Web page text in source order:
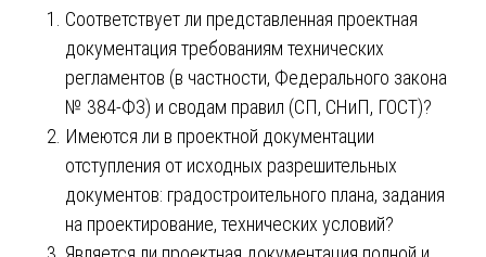
Соответствует ли представленная проектная
документация требованиям технических
регламентов (в частности, Федерального закона
№ 384-ФЗ) и сводам правил (СП, СНиП, ГОСТ)?
Имеются ли в проектной документации
отступления от исходных разрешительных
документов: градостроительного плана, задания
на проектирование, технических условий?